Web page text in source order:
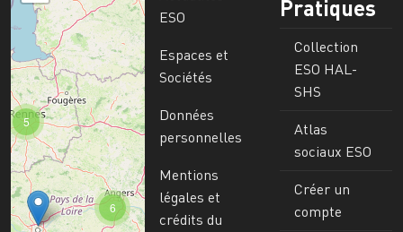
6
5
ESO
Espaces et
Sociétés
Données
personnelles
Mentions
légales et
crédits du
Pratiques
Collection
ESO HAL-
SHS
Atlas
sociaux ESO
Créer un
compte